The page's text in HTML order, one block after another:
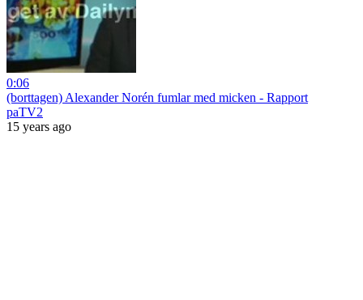
0:06
(borttagen) Alexander Norén fumlar med micken - Rapport
paTV2
15 years ago